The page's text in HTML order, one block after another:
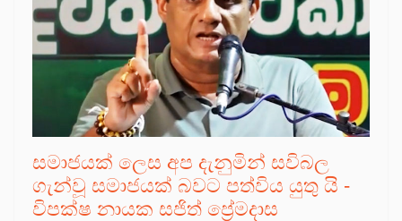
සමාජයක් ලෙස අප දැනුමින් සවිබල
ගැන්වූ සමාජයක් බවට පත්විය යුතු යි -
විපක්ෂ නායක සජිත් ප්‍රේමදාස